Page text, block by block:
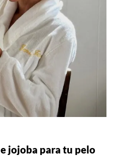
jojoba para tu pelo